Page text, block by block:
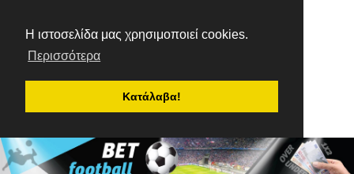
Η ιστοσελίδα μας χρησιμοποιεί cookies.
Περισσότερα
Κατάλαβα!